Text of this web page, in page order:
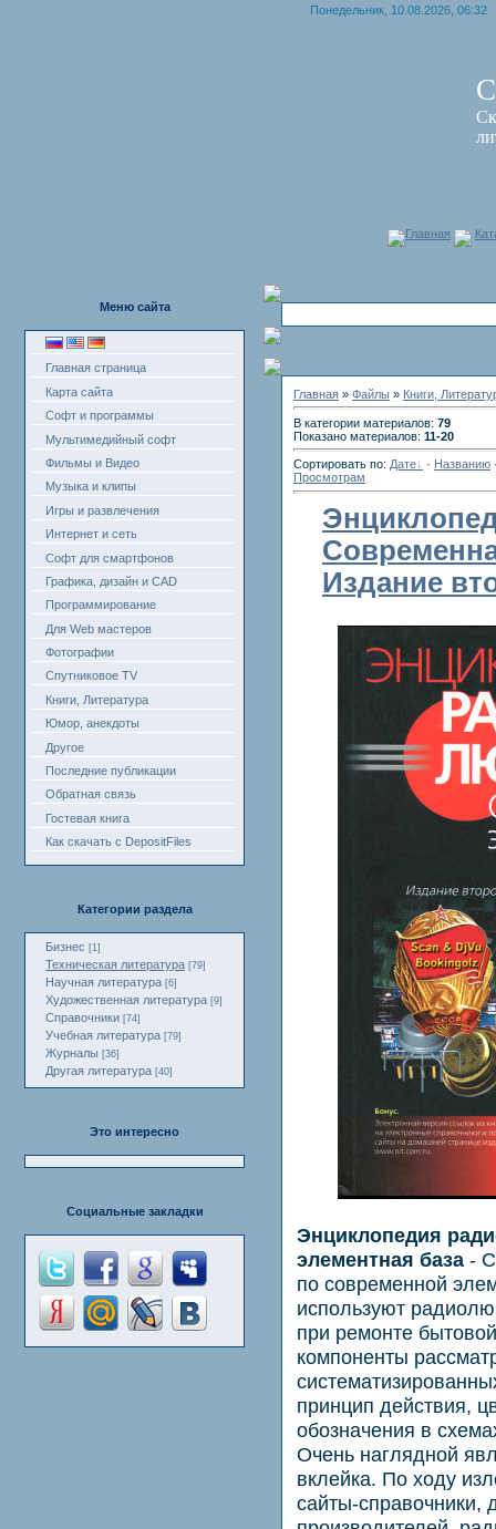
Понедельник, 10.08.2026, 06:32
Главная
Меню сайта
Главная страница
Карта сайта
Софт и программы
Мультимедийный софт
Фильмы и Видео
Музыка и клипы
Игры и развлечения
Интернет и сеть
Софт для смартфонов
Графика, дизайн и CAD
Программирование
Для Web мастеров
Фотографии
Спутниковое TV
Книги, Литература
Юмор, анекдоты
Другое
Последние публикации
Обратная связь
Гостевая книга
Как скачать с DepositFiles
Категории раздела
Бизнес [1]
Техническая литература [79]
Научная литература [6]
Художественная литература [9]
Справочники [74]
Учебная литература [79]
Журналы [36]
Другая литература [40]
Это интересно
Социальные закладки
Главная » Файлы » Книги,
В категории материалов: 79
Показано материалов: 11-20
Сортировать по: Дате · Названию
Просмотрам
Издание
Энциклопедия
элементная база -
по современной
используют
при ремонте
компоненты
принцип действия,
обозначения в
Очень наглядной
вклейка. По ходу
сайты-справочники,